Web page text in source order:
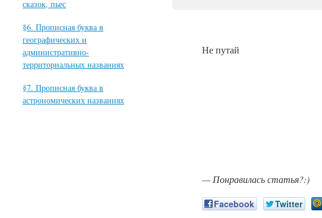
Не путай
— Понравилась статья?:)
Facebook Twitter
сказок, пьес
§6. Прописная буква в
географических и
административно-
территориальных названиях
§7. Прописная буква в
астрономических названиях